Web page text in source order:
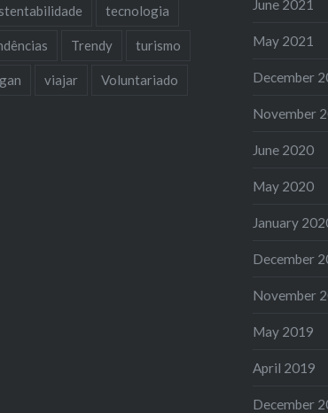
tecnologia
Trendy turismo
viajar Voluntariado
June 2021
May 2021
December
November
June 2020
May 2020
January
December
November
May 2019
April 2019
December